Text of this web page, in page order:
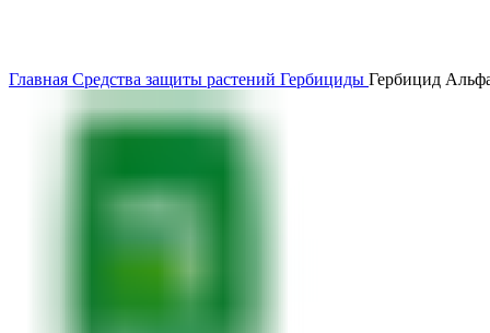
Главная Средства защиты растений Гербициды Гербицид